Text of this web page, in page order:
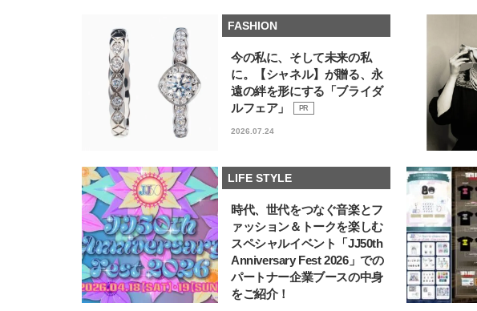
FASHION
今の私に、そして未来の私
に。【シャネル】が贈る、永
遠の絆を形にする「ブライダ
ルフェア」
PR
2026.07.24
LIFE STYLE
時代、世代をつなぐ音楽とフ
ァッション＆トークを楽しむ
スペシャルイベント「JJ50th
Anniversary Fest 2026」での
パートナー企業ブースの中身
をご紹介！